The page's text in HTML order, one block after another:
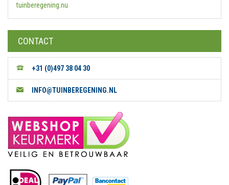
tuinberegening.nu
CONTACT
+31 (0)497 38 04 30
INFO@TUINBEREGENING.NL